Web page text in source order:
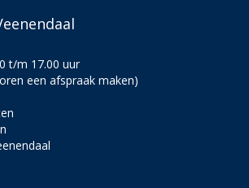
t/m 17.00 uur
een afspraak maken)